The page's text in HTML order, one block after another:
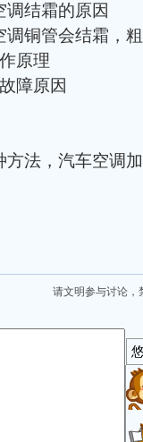
结霜的原因
铜管会结霜，
原理
障原因
法，汽车空调
请文明参与讨论，